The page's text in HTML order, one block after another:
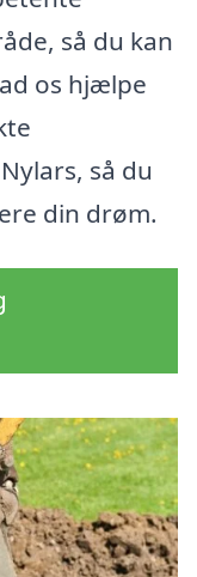
så du kan
os hjælpe
så du
din drøm.